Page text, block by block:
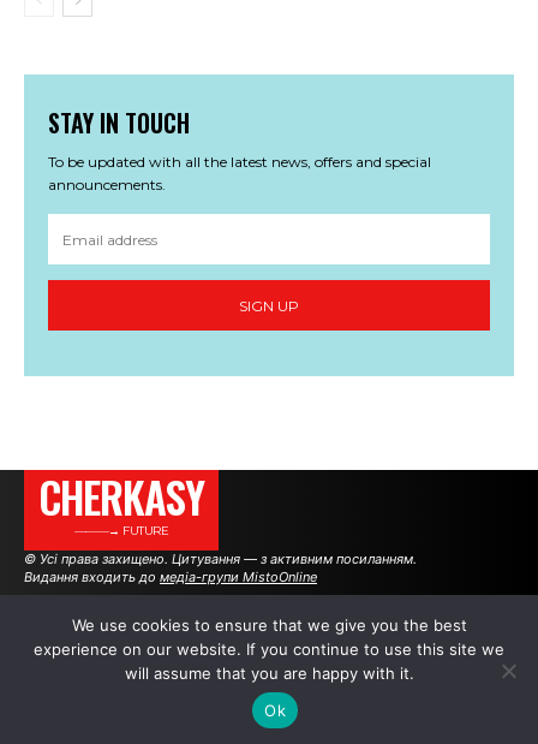
STAY IN TOUCH
To be updated with all the latest news, offers and special
announcements.
SIGN UP
CHERKASY
———→ FUTURE
© Усі права захищено. Цитування — з активним посиланням.
Видання входить до медіа-групи MistoOnline
АВТОРИ РЕКЛАМА НА САЙТІ
We use cookies to ensure that we give you the best
experience on our website. If you continue to use this site we
will assume that you are happy with it.
Ok